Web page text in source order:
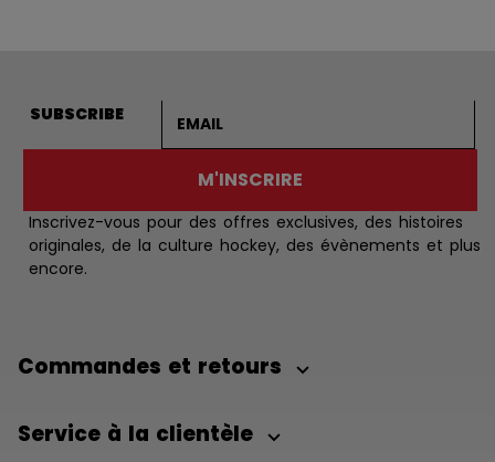
SUBSCRIBE
M'INSCRIRE
Inscrivez-vous pour des offres exclusives, des histoires
originales, de la culture hockey, des évènements et plus
encore.
Commandes et retours
Service à la clientèle